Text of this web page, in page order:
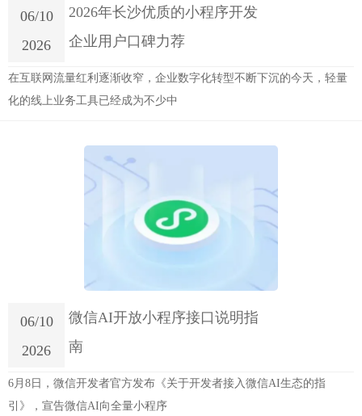
06/10
2026
2026年长沙优质的小程序开发
企业用户口碑力荐
在互联网流量红利逐渐收窄，企业数字化转型不断下沉的今天，轻量
化的线上业务工具已经成为不少中
06/10
2026
微信AI开放小程序接口说明指
南
6月8日，微信开发者官方发布《关于开发者接入微信AI生态的指
引》，宣告微信AI向全量小程序